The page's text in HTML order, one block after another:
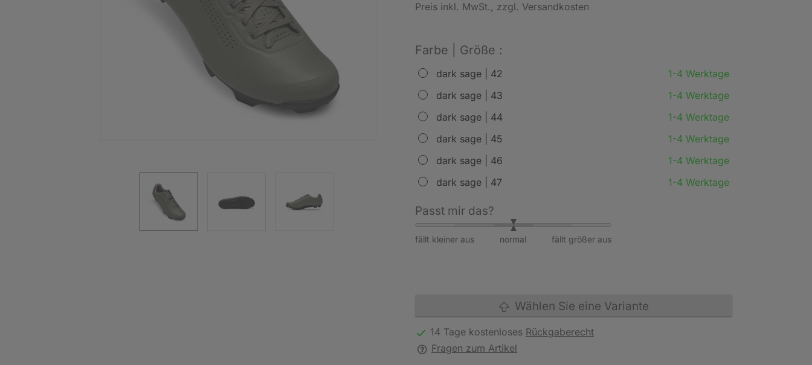
Preis inkl. MwSt., zzgl. Versandkosten
Farbe | Größe :
dark sage | 42
1-4 Werktage
dark sage | 43
1-4 Werktage
dark sage | 44
1-4 Werktage
dark sage | 45
1-4 Werktage
dark sage | 46
1-4 Werktage
dark sage | 47
1-4 Werktage
Passt mir das?
fällt kleiner aus fällt größer aus
normal
Wählen Sie eine Variante
14 Tage kostenloses Rückgaberecht
Fragen zum Artikel